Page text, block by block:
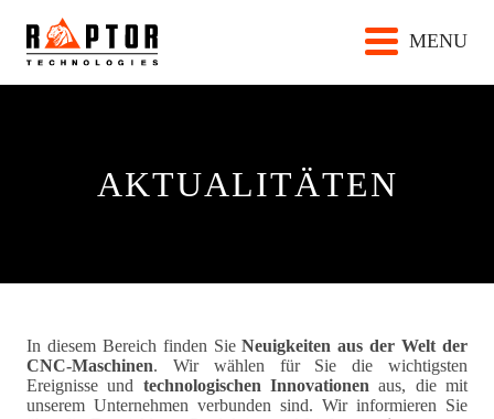
MENU
AKTUALITÄTEN
In diesem Bereich finden SieNeuigkeiten aus der Welt der
CNC-Maschinen. Wir wählen für Sie die wichtigsten
Ereignisse und technologischen Innovationen aus, die mit
unserem Unternehmen verbunden sind. Wir informieren Sie